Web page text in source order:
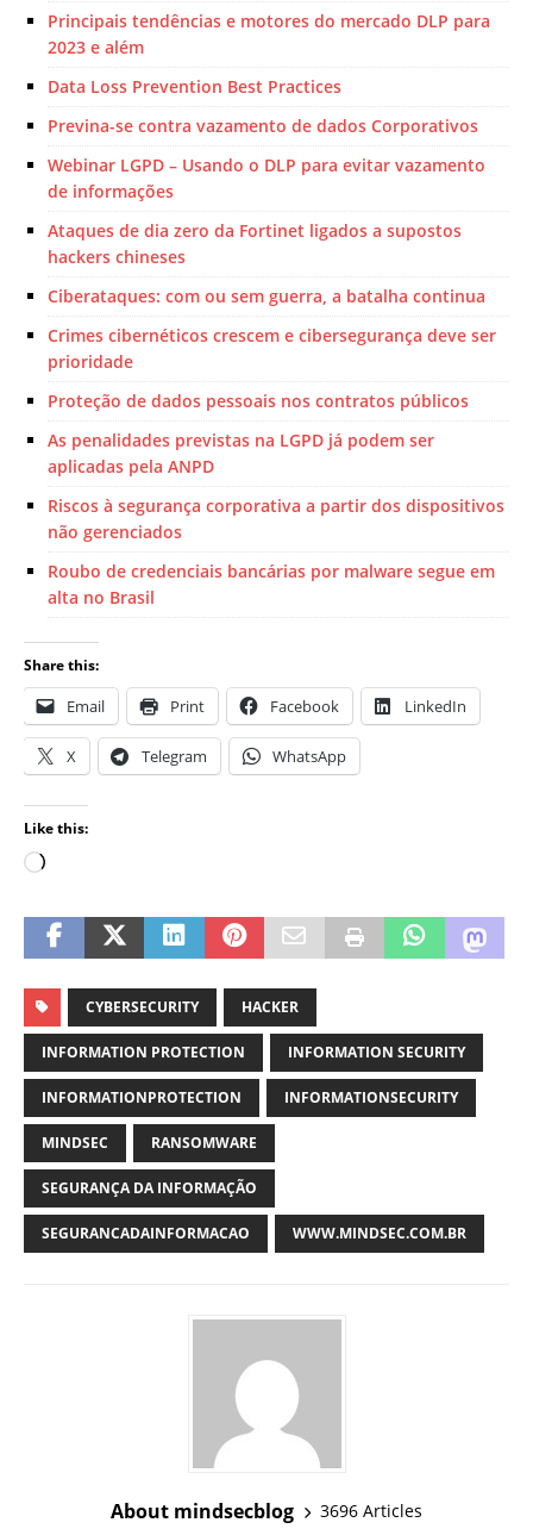
Principais tendências e motores do mercado DLP para
2023 e além
Data Loss Prevention Best Practices
Previna-se contra vazamento de dados Corporativos
Webinar LGPD – Usando o DLP para evitar vazamento
de informações
Ataques de dia zero da Fortinet ligados a supostos
hackers chineses
Ciberataques: com ou sem guerra, a batalha continua
Crimes cibernéticos crescem e cibersegurança deve ser
prioridade
Proteção de dados pessoais nos contratos públicos
As penalidades previstas na LGPD já podem ser
aplicadas pela ANPD
Riscos à segurança corporativa a partir dos dispositivos
não gerenciados
Roubo de credenciais bancárias por malware segue em
alta no Brasil
Share this:
Email Print Facebook LinkedIn
X Telegram WhatsApp
Like this:
CYBERSECURITY HACKER
INFORMATION PROTECTION INFORMATION SECURITY
INFORMATIONPROTECTION INFORMATIONSECURITY
MINDSEC RANSOMWARE
SEGURANÇA DA INFORMAÇÃO
SEGURANCADAINFORMACAO WWW.MINDSEC.COM.BR
About mindsecblog
3696 Articles